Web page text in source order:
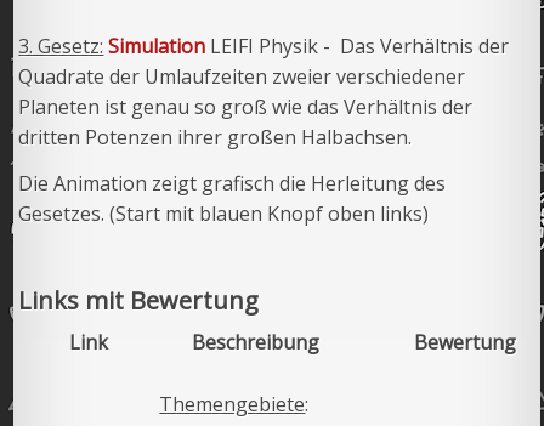
3. Gesetz: Simulation LEIFI Physik - Das Verhältnis der
Quadrate der Umlaufzeiten zweier verschiedener
Planeten ist genau so groß wie das Verhältnis der
dritten Potenzen ihrer großen Halbachsen.
Die Animation zeigt grafisch die Herleitung des
Gesetzes. (Start mit blauen Knopf oben links)
Links mit Bewertung
Link Beschreibung Bewertung
Themengebiete: